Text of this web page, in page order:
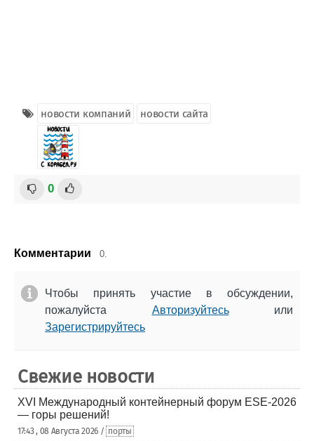
новости компаний новости сайта
0
Комментарии 0.
Чтобы принять участие в обсуждении,
пожалуйста Авторизуйтесьили
Зарегистрируйтесь
Свежие новости
XVI Международный контейнерный форум ESE-2026
— горы решений!
17:43 , 08 Августа 2026 / порты